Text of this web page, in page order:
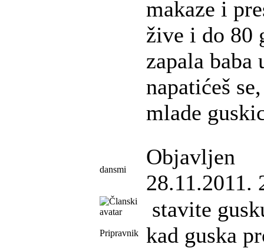
makaze i
žive i do 80
zapala baba
napatićeš
mlade
dansmi
Objavljen
28.11.2011.
Pripravnik
stavite
kad guska